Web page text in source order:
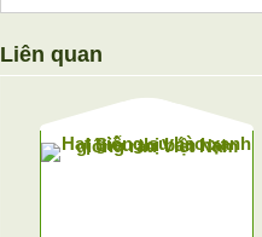
Liên quan